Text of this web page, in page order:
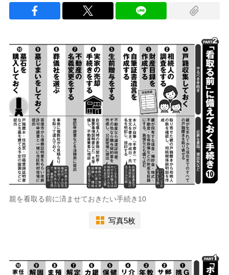
親を看取る前に済ませておきたい手続き10
写真5枚